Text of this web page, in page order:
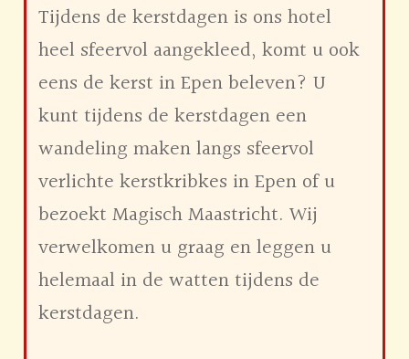
Tijdens de kerstdagen is ons hotel
heel sfeervol aangekleed, komt u ook
eens de kerst in Epen beleven? U
kunt tijdens de kerstdagen een
wandeling maken langs sfeervol
verlichte kerstkribkes in Epen of u
bezoekt Magisch Maastricht. Wij
verwelkomen u graag en leggen u
helemaal in de watten tijdens de
kerstdagen.